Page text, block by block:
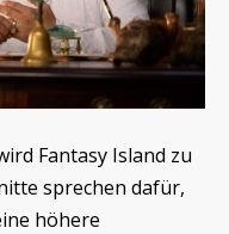
Fantasy Island zu
sprechen dafür,
höhere